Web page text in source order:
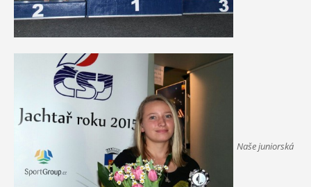
Naše juniorská